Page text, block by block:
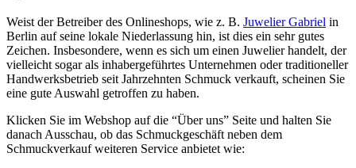
Weist der Betreiber des Onlineshops, wie z. B. Juwelier Gabriel in
Berlin auf seine lokale Niederlassung hin, ist dies ein sehr gutes
Zeichen. Insbesondere, wenn es sich um einen Juwelier handelt, der
vielleicht sogar als inhabergeführtes Unternehmen oder traditioneller
Handwerksbetrieb seit Jahrzehnten Schmuck verkauft, scheinen Sie
eine gute Auswahl getroffen zu haben.
Klicken Sie im Webshop auf die “Über uns” Seite und halten Sie
danach Ausschau, ob das Schmuckgeschäft neben dem
Schmuckverkauf weiteren Service anbietet wie: